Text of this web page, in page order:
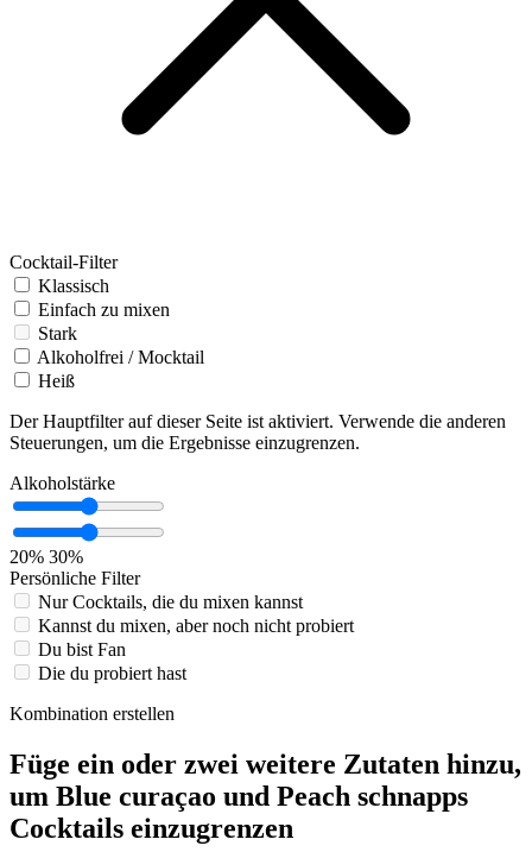
Cocktail-Filter
Klassisch
Einfach zu mixen
Stark
Alkoholfrei / Mocktail
Heiß
Der Hauptfilter auf dieser Seite ist aktiviert. Verwende die anderen
Steuerungen, um die Ergebnisse einzugrenzen.
Alkoholstärke
20% 30%
Persönliche Filter
Nur Cocktails, die du mixen kannst
Kannst du mixen, aber noch nicht probiert
Du bist Fan
Die du probiert hast
Kombination erstellen
Füge ein oder zwei weitere Zutaten hinzu,
um Blue curaçao und Peach schnapps
Cocktails einzugrenzen